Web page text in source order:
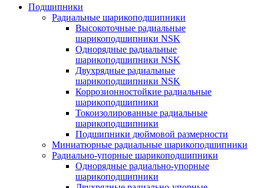
Подшипники
Радиальные шарикоподшипники
Высокоточные радиальные
шарикоподшипники NSK
Однорядные радиальные
шарикоподшипники NSK
Двухрядные радиальные
шарикоподшипники NSK
Коррозионностойкие радиальные
шарикоподшипники
Токоизолированные радиальные
шарикоподшипники
Подшипники дюймовой размерности
Миниатюрные радиальные шарикоподшипники
Радиально-упорные шарикоподшипники
Однорядные радиально-упорные
шарикоподшипники